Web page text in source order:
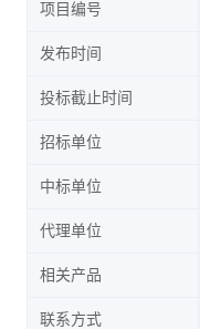
项目编号
发布时间
投标截止时间
招标单位
中标单位
代理单位
相关产品
联系方式